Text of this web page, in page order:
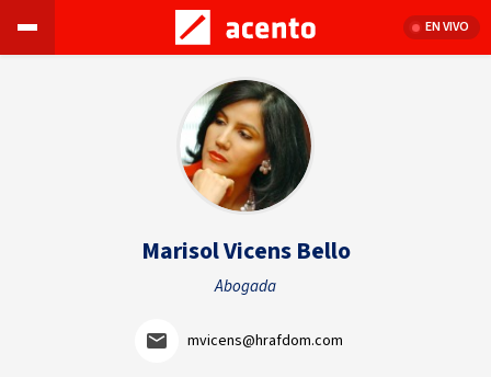
EN VIVO
Marisol Vicens Bello
Abogada
mvicens@hrafdom.com